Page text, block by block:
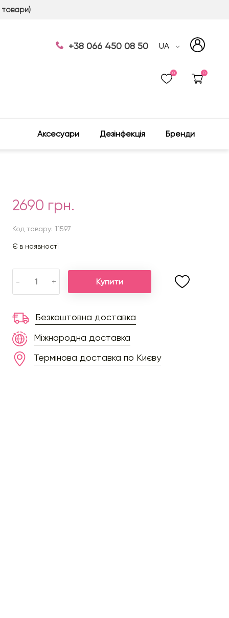
товари)
+38 066 450 08 50 UA
0 0
Аксесуари Дезінфекція Бренди
2690 грн.
Код товару: 11597
Є в наявності
- + Купити
Безкоштовна доставка
Міжнародна доставка
Термінова доставка по Києву